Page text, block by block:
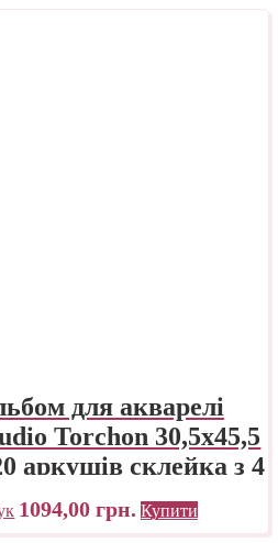
для акварелі
Torchon 30,5х45,5
аркушів склейка з 4
Італія
1094,00грн. Купити